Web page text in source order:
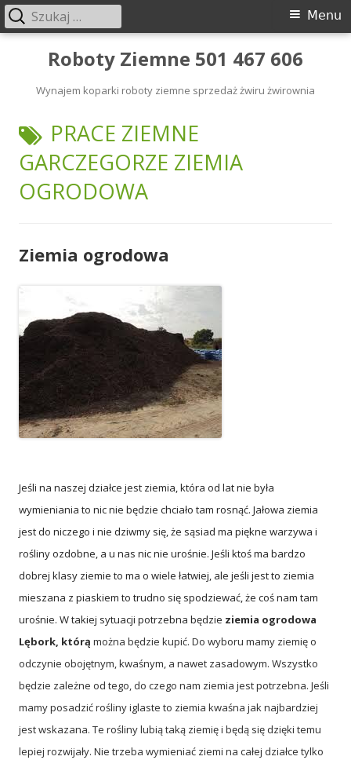
PrzeskoczRoboty Ziemne 501 467 606
Wynajem koparki roboty ziemne sprzedaż żwiru żwirownia
Menu
główne
Menu
Szukaj:
TAGI:
PRACE ZIEMNE
GARCZEGORZE ZIEMIA
OGRODOWA
Ziemia ogrodowa
Jeśli na naszej działce jest ziemia, która od lat nie była
wymieniania to nic nie będzie chciało tam rosnąć. Jałowa ziemia
jest do niczego i nie dziwmy się, że sąsiad ma piękne warzywa i
rośliny ozdobne, a u nas nic nie urośnie. Jeśli ktoś ma bardzo
dobrej klasy ziemie to ma o wiele łatwiej, ale jeśli jest to ziemia
mieszana z piaskiem to trudno się spodziewać, że coś nam tam
urośnie. W takiej sytuacji potrzebna będzie ziemia ogrodowa
Lębork, którą można będzie kupić. Do wyboru mamy ziemię o
odczynie obojętnym, kwaśnym, a nawet zasadowym. Wszystko
będzie zależne od tego, do czego nam ziemia jest potrzebna. Jeśli
mamy posadzić rośliny iglaste to ziemia kwaśna jak najbardziej
jest wskazana. Te rośliny lubią taką ziemię i będą się dzięki temu
lepiej rozwijały. Nie trzeba wymieniać ziemi na całej działce tylko